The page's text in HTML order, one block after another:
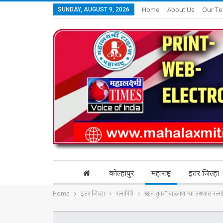
SUNDAY, AUGUST 9, 2026 Home About Us Our
कोल्हापुर महाराष्ट्र इतर जिल्हा
Home इतर जिल्हा रत्नागिरि ब्राऊन शुगर” बाळगणाऱ्या तरुणास